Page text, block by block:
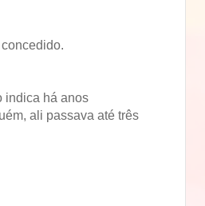
indica há anos
ali passava até três